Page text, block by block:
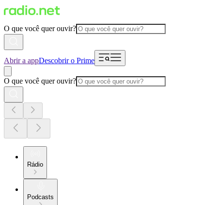
O que você quer ouvir?
Abrir a appDescobrir o Prime
O que você quer ouvir?
Rádio
Podcasts